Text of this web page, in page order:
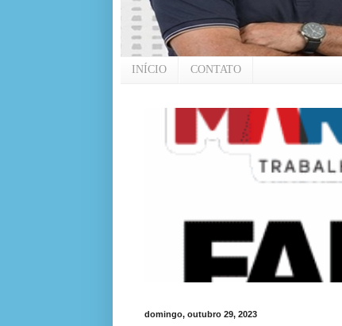
INÍCIO CONTATO
domingo, outubro 29, 2023